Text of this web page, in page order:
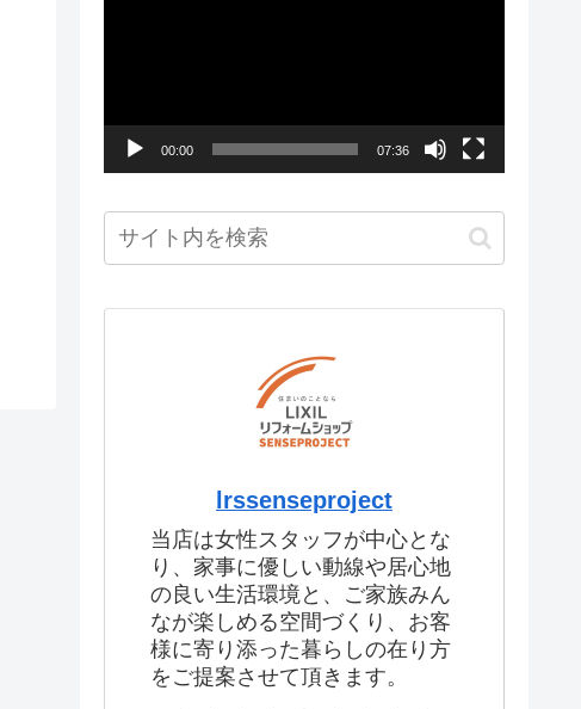
00:00 07:36
lrssenseproject
当店は女性スタッフが中心とな
り、家事に優しい動線や居心地
の良い生活環境と、ご家族みん
なが楽しめる空間づくり、お客
様に寄り添った暮らしの在り方
をご提案させて頂きます。